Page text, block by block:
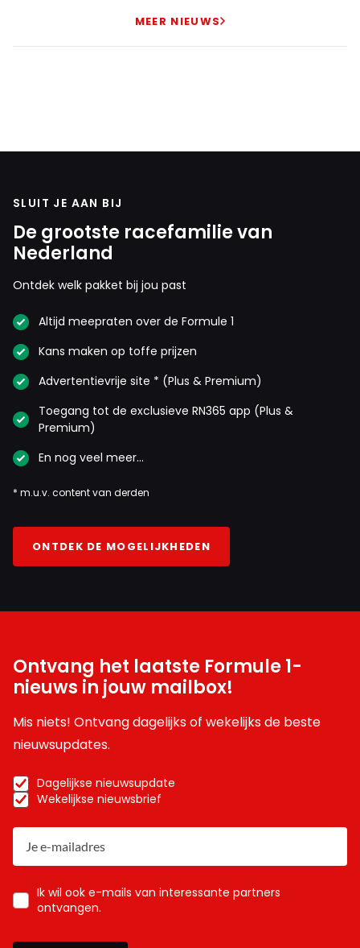
MEER NIEUWS
SLUIT JE AAN BIJ
De grootste racefamilie van
Nederland
Ontdek welk pakket bij jou past
Altijd meepraten over de Formule 1
Kans maken op toffe prijzen
Advertentievrije site * (Plus & Premium)
Toegang tot de exclusieve RN365 app (Plus &
Premium)
En nog veel meer…
* m.u.v. content van derden
ONTDEK DE MOGELIJKHEDEN
Ontvang het laatste Formule 1-
nieuws in jouw mailbox!
Mis niets! Ontvang dagelijks of wekelijks de beste
nieuwsupdates.
Dagelijkse nieuwsupdate
Wekelijkse nieuwsbrief
Ik wil ook e-mails van interessante partners
ontvangen.